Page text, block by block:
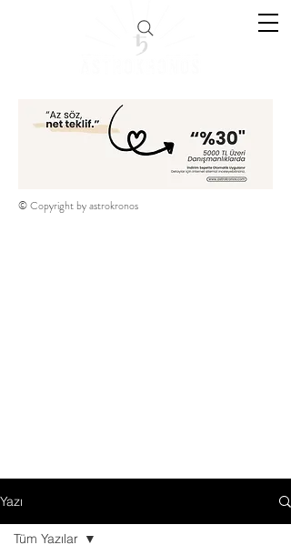
© Copyright by astrokronos
Yazı
Tüm Yazılar